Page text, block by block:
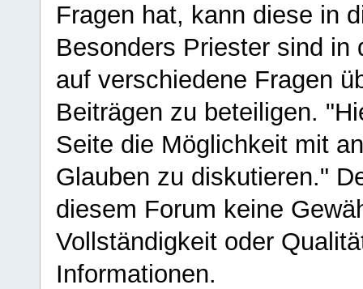
Fragen hat, kann diese in
Besonders Priester sind in
auf verschiedene Fragen
Beiträgen zu beteiligen.
Seite die Möglichkeit mit
Glauben zu diskutieren."
diesem Forum keine
Vollständigkeit oder
Informationen.